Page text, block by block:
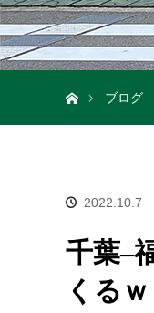
ブログ
2022.10.7
千葉–
くるｗ